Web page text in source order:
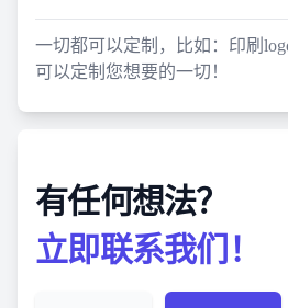
一切都可以定制，比如：印刷
可以定制您想要的一切！
有任何想法？
立即联系我们！